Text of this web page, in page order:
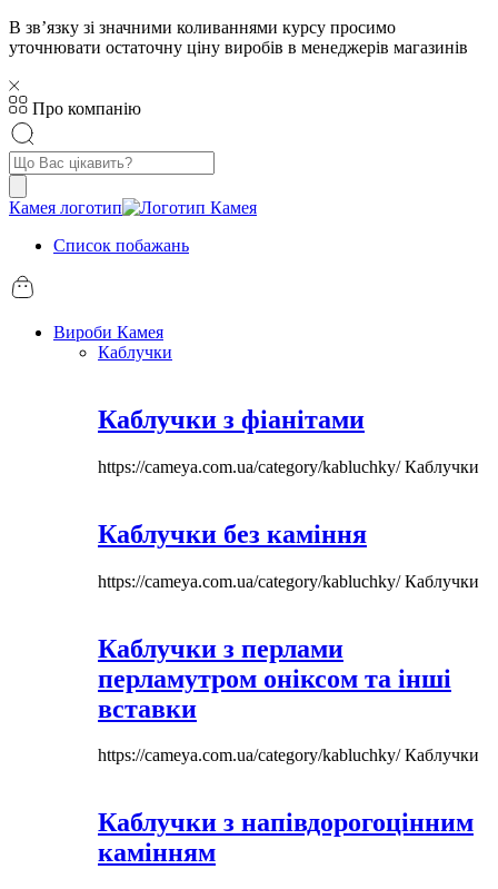
В звʼязку зі значними коливаннями курсу просимо
уточнювати остаточну ціну виробів в менеджерів магазинів
Про компанію
Пошук
товарів
Камея логотип
Список побажань
Вироби Камея
Каблучки
Каблучки з фіанітами
https://cameya.com.ua/category/kabluchky/Каблучки
Каблучки без каміння
https://cameya.com.ua/category/kabluchky/Каблучки
Каблучки з перлами
перламутром оніксом та інші
вставки
https://cameya.com.ua/category/kabluchky/Каблучки
Каблучки з напівдорогоцінним
камінням